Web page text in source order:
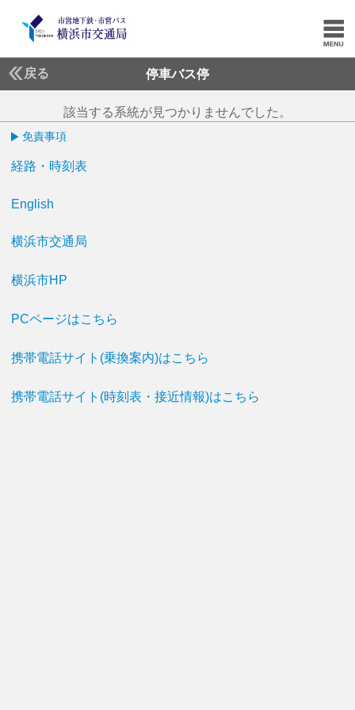
戻る 停車バス停
該当する系統が見つかりませんでした。
免責事項
経路・時刻表
English
横浜市交通局
横浜市HP
PCページはこちら
携帯電話サイト(乗換案内)はこちら
携帯電話サイト(時刻表・接近情報)はこちら